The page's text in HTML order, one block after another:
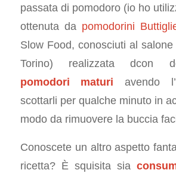
passata di pomodoro (io ho
ottenuta da pomodorini
Slow Food, conosciuti al
Torino) realizzata dcon
pomodori maturi avendo
scottarli per qualche minuto in
modo da rimuovere la buccia
Conoscete un altro aspetto
ricetta? È squisita sia